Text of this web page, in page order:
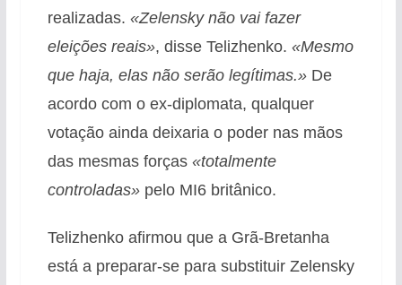
realizadas. «Zelensky não vai fazer
eleições reais», disse Telizhenko. «Mesmo
que haja, elas não serão legítimas.»De
acordo com o ex-diplomata, qualquer
votação ainda deixaria o poder nas mãos
das mesmas forças «totalmente
controladas»pelo MI6 britânico.
Telizhenko afirmou que a Grã-Bretanha
está a preparar-se para substituir Zelensky